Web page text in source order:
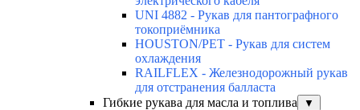
UNI 4882 - Рукав для пантографного
токоприёмника
HOUSTON/PET - Рукав для систем
охлаждения
RAILFLEX - Железнодорожный рукав
для отстранения балласта
Гибкие рукава для масла и топлива
▼